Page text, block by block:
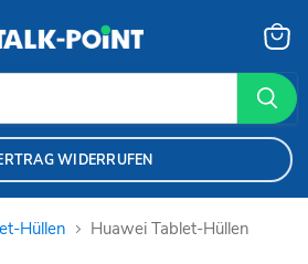
WIDERRUFEN
Hüllen Huawei Tablet-Hüllen